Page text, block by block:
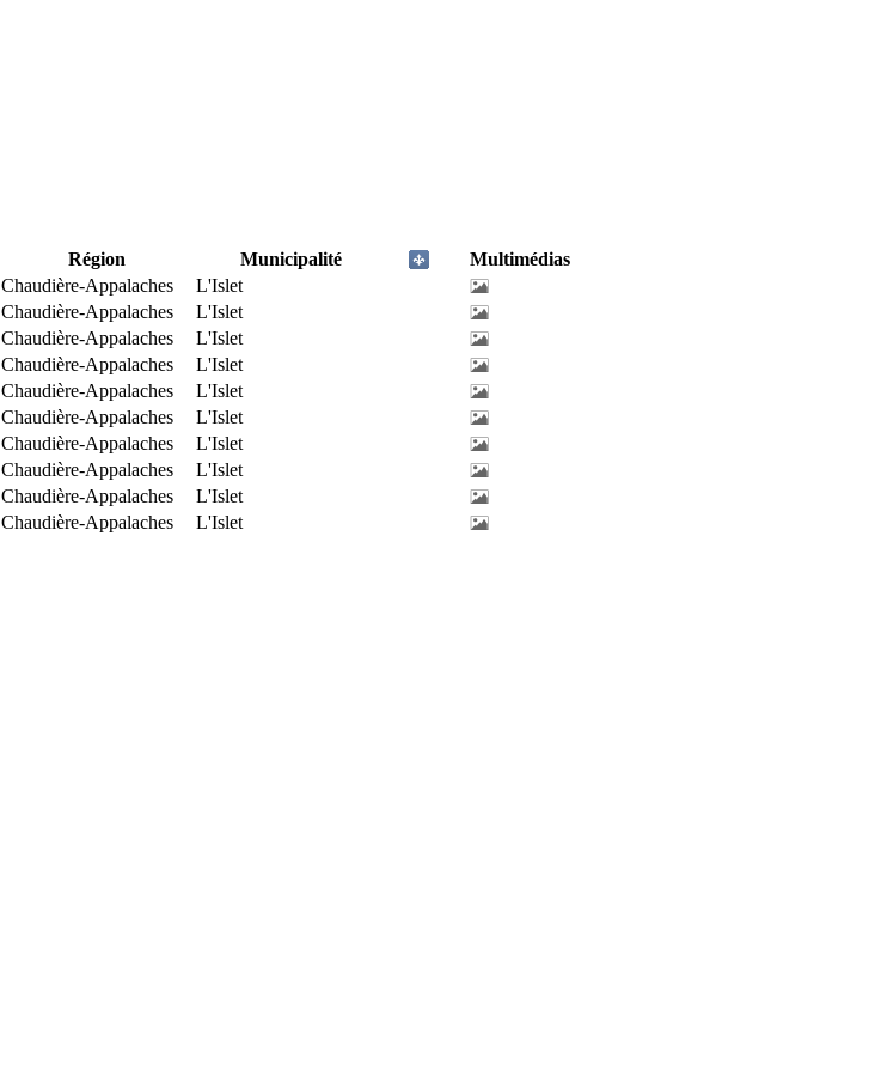
Région Municipalité
Multimédias
Chaudière-Appalaches
L'Islet
Chaudière-Appalaches
L'Islet
Chaudière-Appalaches
L'Islet
Chaudière-Appalaches
L'Islet
Chaudière-Appalaches
L'Islet
Chaudière-Appalaches
L'Islet
Chaudière-Appalaches
L'Islet
Chaudière-Appalaches
L'Islet
Chaudière-Appalaches
L'Islet
Chaudière-Appalaches L'Islet